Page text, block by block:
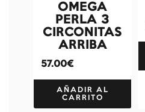
OMEGA
PERLA 3
CIRCONITAS
ARRIBA
57.00€
AÑADIR AL
CARRITO